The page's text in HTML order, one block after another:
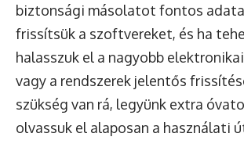
biztonsági másolatot fontos
frissítsük a szoftvereket, és ha
halasszuk el a nagyobb
vagy a rendszerek jelentős
szükség van rá, legyünk extra
olvassuk el alaposan a használati